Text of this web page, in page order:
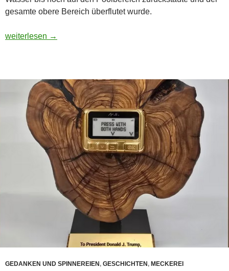
gesamte obere Bereich überflutet wurde.
Tiefbaugeschichten
weiterlesen →
GEDANKEN UND SPINNEREIEN , GESCHICHTEN , MECKEREI